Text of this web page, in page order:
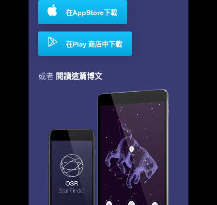
在AppStore下載
在Play 商店中下載
或者 閱讀這篇博文